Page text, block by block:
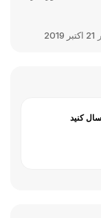
21 اکتبر 2019
کنید